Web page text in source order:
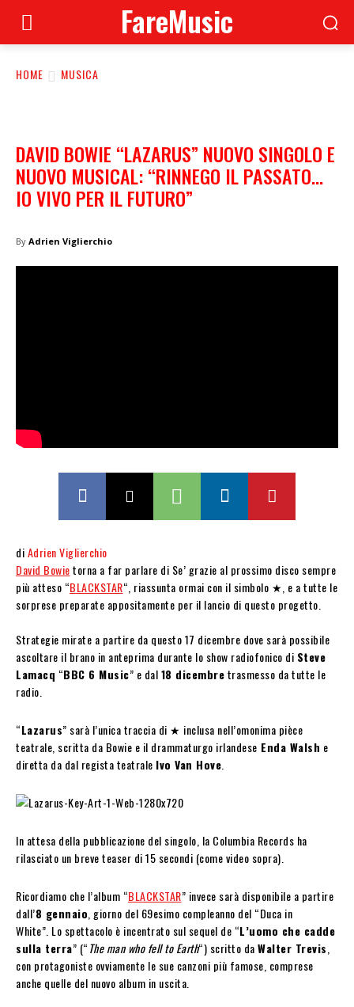
FareMusic
HOME MUSICA
DAVID BOWIE “LAZARUS” NUOVO SINGOLO E
NUOVO MUSICAL: “RINNEGO IL PASSATO…
IO VIVO PER IL FUTURO”
By Adrien Viglierchio
diAdrien Viglierchio
David Bowietorna a far parlare di Se’ grazie al prossimo disco sempre
più atteso “BLACKSTAR“, riassunta ormai con il simbolo ★, e a tutte le
sorprese preparate appositamente per il lancio di questo progetto.
Strategie mirate a partire da questo 17 dicembre dove sarà possibile
ascoltare il brano in anteprima durante lo show radiofonico di Steve
Lamacq “BBC 6 Music” e dal18 dicembretrasmesso da tutte le
radio.
“Lazarus” sarà l’unica traccia di ★ inclusa nell’omonima pièce
teatrale, scritta da Bowie e il drammaturgo irlandese Enda Walsh e
diretta da dal regista teatrale Ivo Van Hove
In attesa della pubblicazione del singolo, la Columbia Records ha
rilasciato un breve teaser di 15 secondi (come video sopra).
Ricordiamo che l’album “BLACKSTAR” invece sarà disponibile a partire
dall’8 gennaio , giorno del 69esimo compleanno del “Duca in
White”. Lo spettacolo è incentrato sul sequel de “L’uomo che cadde
sulla terra” (“The man who fell to Earth“) scritto daWalter Trevis
con protagoniste ovviamente le sue canzoni più famose, comprese
anche quelle del nuovo album in uscita.